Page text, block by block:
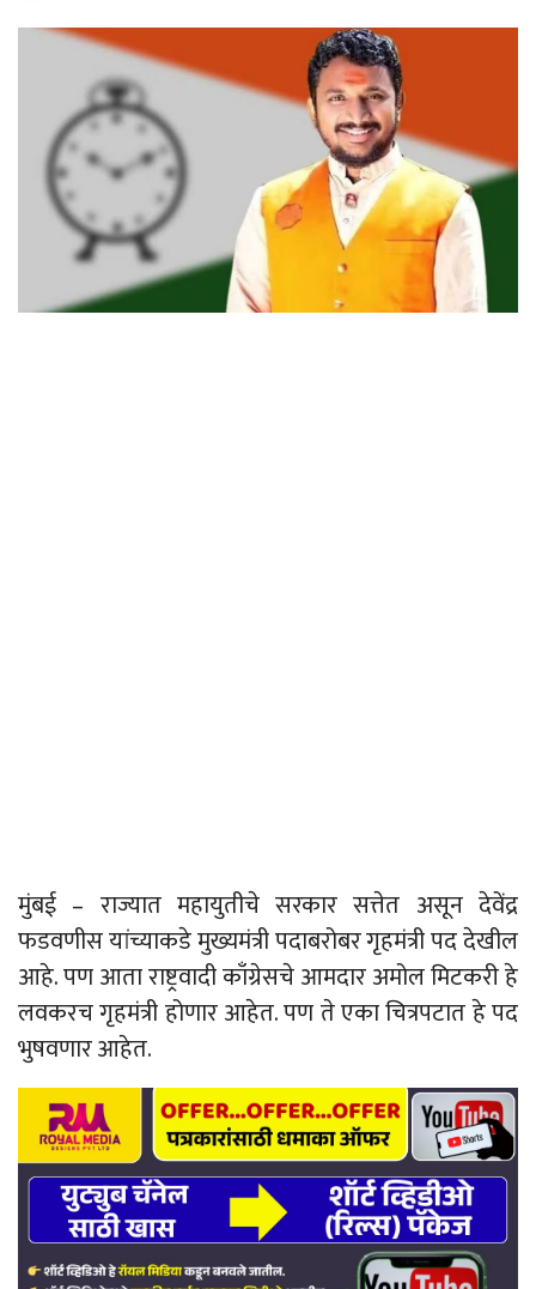
मुंबई – राज्यात महायुतीचे सरकार सत्तेत असून देवेंद्र
फडवणीस यांच्याकडे मुख्यमंत्री पदाबरोबर गृहमंत्री पद देखील
आहे. पण आता राष्ट्रवादी काँग्रेसचे आमदार अमोल मिटकरी हे
लवकरच गृहमंत्री होणार आहेत. पण ते एका चित्रपटात हे पद
भुषवणार आहेत.